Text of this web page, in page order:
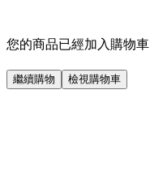
您的商品已經加入購物車
繼續購物 檢視購物車